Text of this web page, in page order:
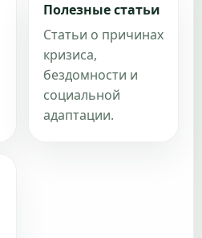
Полезные статьи
Статьи о причинах
кризиса,
бездомности и
социальной
адаптации.